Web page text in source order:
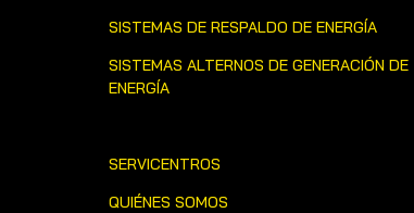
SISTEMAS DE RESPALDO DE ENERGÍA
SISTEMAS ALTERNOS DE GENERACIÓN DE
ENERGÍA
SERVICENTROS
QUIÉNES SOMOS